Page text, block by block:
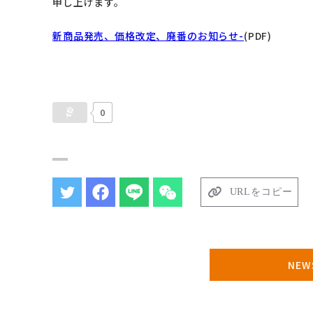
新商品発売、価格改定、廃番のお知らせ-(PDF)
0
URLをコピー